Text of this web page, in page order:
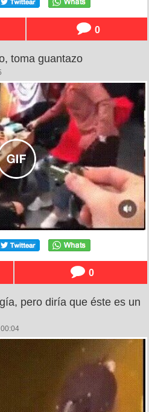
0
toma guantazo
0
pero diría que éste es un